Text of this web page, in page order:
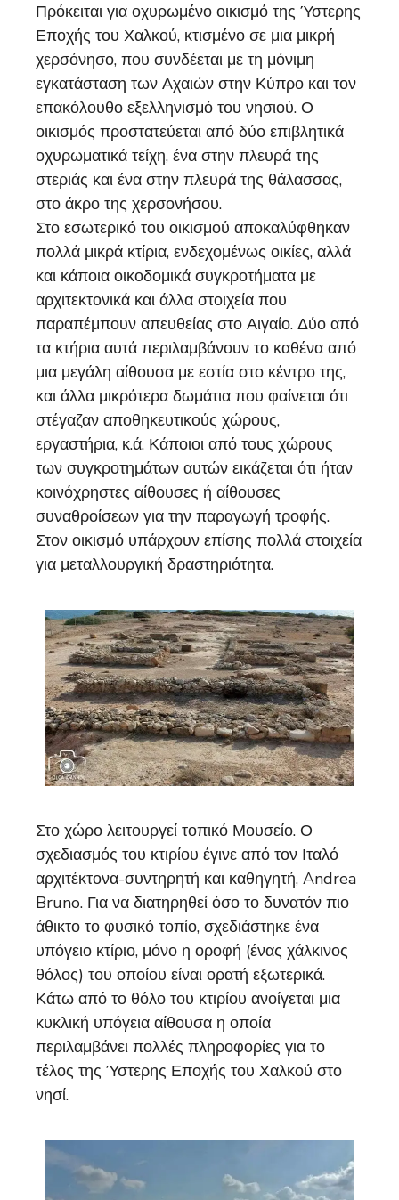
Πρόκειται για οχυρωμένο οικισμό της Ύστερης
Εποχής του Χαλκού, κτισμένο σε μια μικρή
χερσόνησο, που συνδέεται με τη μόνιμη
εγκατάσταση των Αχαιών στην Κύπρο και τον
επακόλουθο εξελληνισμό του νησιού. Ο
οικισμός προστατεύεται από δύο επιβλητικά
οχυρωματικά τείχη, ένα στην πλευρά της
στεριάς και ένα στην πλευρά της θάλασσας,
στο άκρο της χερσονήσου.
Στο εσωτερικό του οικισμού αποκαλύφθηκαν
πολλά μικρά κτίρια, ενδεχομένως οικίες, αλλά
και κάποια οικοδομικά συγκροτήματα με
αρχιτεκτονικά και άλλα στοιχεία που
παραπέμπουν απευθείας στο Αιγαίο. Δύο από
τα κτήρια αυτά περιλαμβάνουν το καθένα από
μια μεγάλη αίθουσα με εστία στο κέντρο της,
και άλλα μικρότερα δωμάτια που φαίνεται ότι
στέγαζαν αποθηκευτικούς χώρους,
εργαστήρια, κ.ά. Κάποιοι από τους χώρους
των συγκροτημάτων αυτών εικάζεται ότι ήταν
κοινόχρηστες αίθουσες ή αίθουσες
συναθροίσεων για την παραγωγή τροφής.
Στον οικισμό υπάρχουν επίσης πολλά στοιχεία
για μεταλλουργική δραστηριότητα.
Στο χώρο λειτουργεί τοπικό Μουσείο. Ο
σχεδιασμός του κτιρίου έγινε από τον Ιταλό
αρχιτέκτονα-συντηρητή και καθηγητή, Andrea
Bruno. Για να διατηρηθεί όσο το δυνατόν πιο
άθικτο το φυσικό τοπίο, σχεδιάστηκε ένα
υπόγειο κτίριο, μόνο η οροφή (ένας χάλκινος
θόλος) του οποίου είναι ορατή εξωτερικά.
Κάτω από το θόλο του κτιρίου ανοίγεται μια
κυκλική υπόγεια αίθουσα η οποία
περιλαμβάνει πολλές πληροφορίες για το
τέλος της Ύστερης Εποχής του Χαλκού στο
νησί.